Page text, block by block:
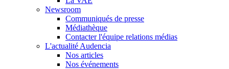
Newsroom
Communiqués de presse
Médiathèque
Contacter l'équipe relations médias
L'actualité Audencia
Nos articles
Nos événements